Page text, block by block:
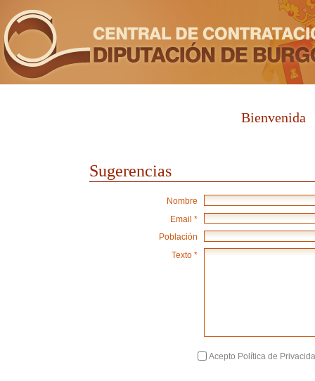
Bienvenida
Sugerencias
Nombre
Email *
Población
Texto *
Acepto Política de